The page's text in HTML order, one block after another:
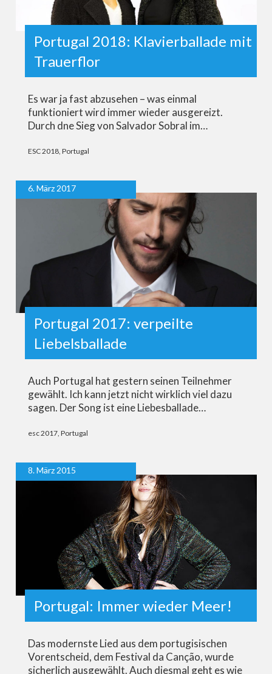
Portugal 2018: Klavierballade mit
Trauerflor
Es war ja fast abzusehen – was einmal
funktioniert wird immer wieder ausgereizt.
Durch dne Sieg von Salvador Sobral im…
ESC 2018, Portugal
6. März 2017
Portugal 2017: verpeilte
Liebelsballade
Auch Portugal hat gestern seinen Teilnehmer
gewählt. Ich kann jetzt nicht wirklich viel dazu
sagen. Der Song ist eine Liebesballade…
esc 2017, Portugal
8. März 2015
Portugal: Immer wieder Meer!
Das modernste Lied aus dem portugisischen
Vorentscheid, dem Festival da Canção, wurde
sicherlich ausgewählt. Auch diesmal geht es wie